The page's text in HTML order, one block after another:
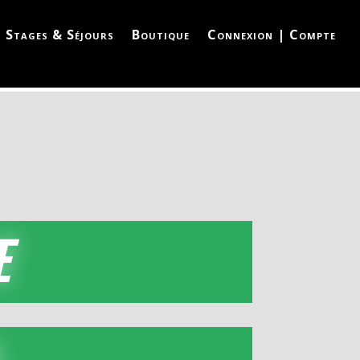
Stages & Séjours Boutique Connexion | Compte